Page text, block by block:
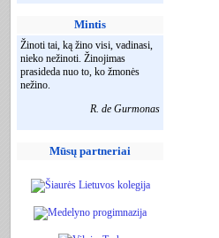
Mintis
Žinoti tai, ką žino visi, vadinasi,
nieko nežinoti. Žinojimas
prasideda nuo to, ko žmonės
nežino.
R. de Gurmonas
Mūsų partneriai